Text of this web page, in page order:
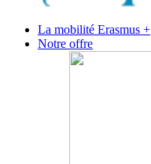
La mobilité Erasmus +
Notre offre